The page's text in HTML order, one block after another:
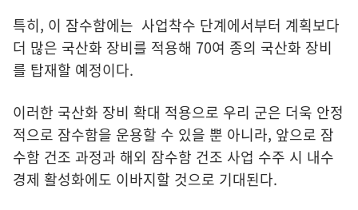
특히, 이 잠수함에는 사업착수 단계에서부터 계획보다
더 많은 국산화 장비를 적용해 70여 종의 국산화 장비
를 탑재할 예정이다.
이러한 국산화 장비 확대 적용으로 우리 군은 더욱 안정
적으로 잠수함을 운용할 수 있을 뿐 아니라, 앞으로 잠
수함 건조 과정과 해외 잠수함 건조 사업 수주 시 내수
경제 활성화에도 이바지할 것으로 기대된다.